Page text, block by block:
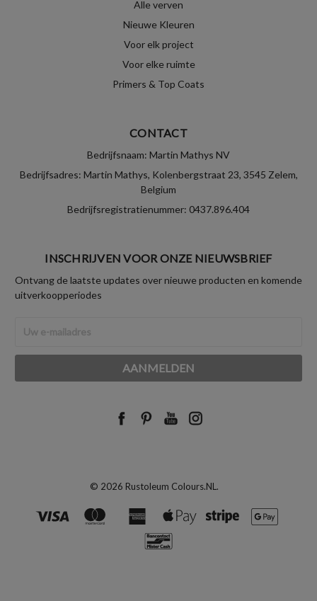
Alle verven
Nieuwe Kleuren
Voor elk project
Voor elke ruimte
Primers & Top Coats
CONTACT
Bedrijfsnaam: Martin Mathys NV
Bedrijfsadres: Martin Mathys, Kolenbergstraat 23, 3545 Zelem,
Belgium
Bedrijfsregistratienummer: 0437.896.404
INSCHRIJVEN VOOR ONZE NIEUWSBRIEF
Ontvang de laatste updates over nieuwe producten en komende
uitverkoopperiodes
mailadres
© 2026 Rustoleum Colours.NL.